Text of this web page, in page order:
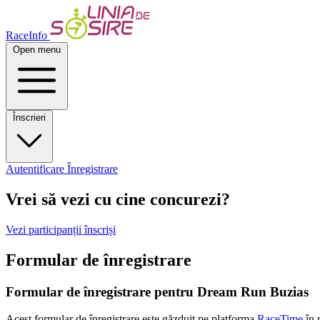
RaceInfo
Open menu
Înscrieri
Autentificare Înregistrare
Vrei să vezi cu cine concurezi?
Vezi participanții înscriși
Formular de înregistrare
Formular de înregistrare pentru Dream Run Buzias